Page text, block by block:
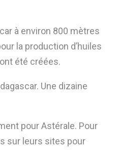
à environ 800 mètres
la production d’huiles
été créées.
Une dizaine
pour Astérale. Pour
sur leurs sites pour